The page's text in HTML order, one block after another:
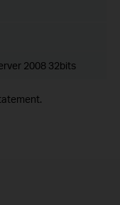
2008 32bits